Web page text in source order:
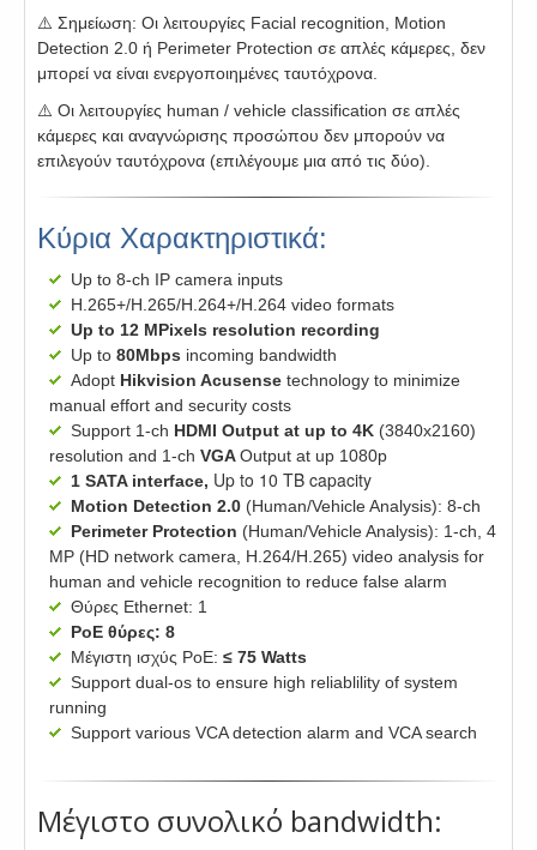
⚠️ Σημείωση: Οι λειτουργίες Facial recognition, Motion
Detection 2.0 ή Perimeter Protection σε απλές κάμερες, δεν
μπορεί να είναι ενεργοποιημένες ταυτόχρονα.
⚠️ Οι λειτουργίες human / vehicle classification σε απλές
κάμερες και αναγνώρισης προσώπου δεν μπορούν να
επιλεγούν ταυτόχρονα (επιλέγουμε μια από τις δύο).
Κύρια Χαρακτηριστικά:
Up to 8-ch IP camera inputs
H.265+/H.265/H.264+/H.264 video formats
Up to 12 MPixels resolution recording
Up to 80Mbps incoming bandwidth
Adopt Hikvision Acusense technology to minimize
manual effort and security costs
Support 1-ch HDMI Output at up to 4K (3840x2160)
resolution and 1-ch VGAOutput at up 1080p
1 SATA interface, Up to 10 TB capacity
Motion Detection 2.0 (Human/Vehicle Analysis): 8-ch
Perimeter Protection (Human/Vehicle Analysis): 1-ch, 4
MP (HD network camera, H.264/H.265) video analysis for
human and vehicle recognition to reduce false alarm
Θύρες Ethernet: 1
PoE θύρες: 8
Μέγιστη ισχύς PoE: ≤ 75 Watts
Support dual-os to ensure high reliablility of system
running
Support various VCA detection alarm and VCA search
Μέγιστο συνολικό bandwidth: